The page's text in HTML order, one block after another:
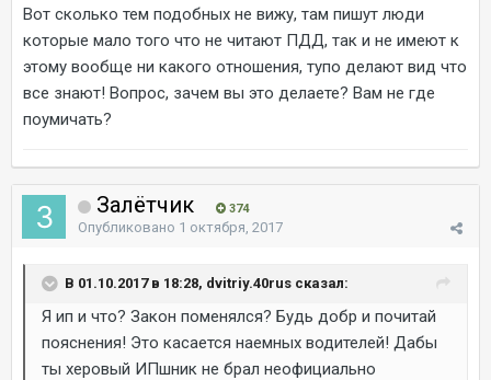
Вот сколько тем подобных не вижу, там пишут люди
которые мало того что не читают ПДД, так и не имеют к
этому вообще ни какого отношения, тупо делают вид что
все знают! Вопрос, зачем вы это делаете? Вам не где
поумичать?
Залётчик 374
Опубликовано 1 октября, 2017
В 01.10.2017 в 18:28, dvitriy.40rus сказал:
Я ип и что? Закон поменялся? Будь добр и почитай
пояснения! Это касается наемных водителей! Дабы
ты херовый ИПшник не брал неофициально